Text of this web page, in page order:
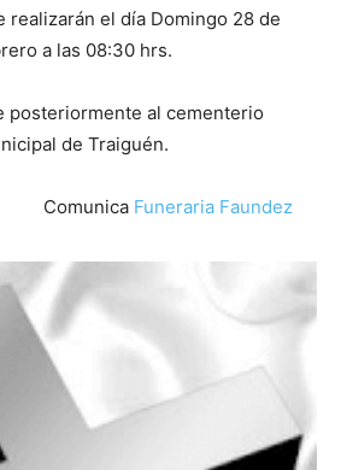
realizarán el día Domingo 28 de
a las 08:30 hrs.
posteriormente al cementerio
de Traiguén.
Comunica Funeraria Faundez